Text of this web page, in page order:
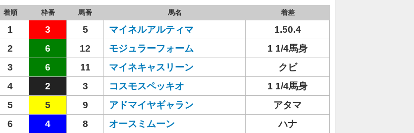
着順 枠番 馬番 馬名 着差
1 3 5 マイネルアルティマ
1.50.4
2
6 12 モジュラーフォーム
1 1/4馬身
3
6 11 マイネキャスリーン
クビ
4
2 3 コスモスペッキオ
1 1/4馬身
5
5 9 アドマイヤギャラン
アタマ
6
4 8 オースミムーン
ハナ